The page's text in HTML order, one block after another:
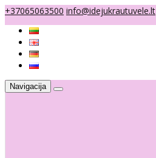
+37065063500 info@idejukrautuvele.lt
Navigacija